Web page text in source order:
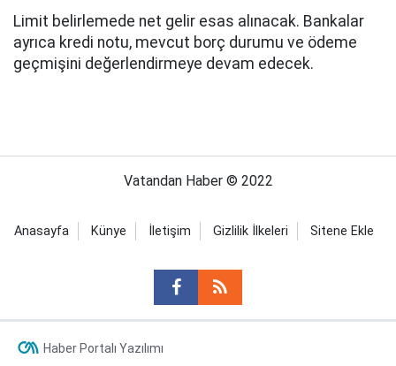
Limit belirlemede net gelir esas alınacak. Bankalar
ayrıca kredi notu, mevcut borç durumu ve ödeme
geçmişini değerlendirmeye devam edecek.
Vatandan Haber © 2022
Anasayfa Künye İletişim Gizlilik İlkeleri Sitene Ekle
Haber Portalı Yazılımı